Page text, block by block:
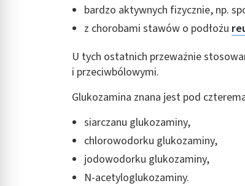
bardzo aktywnych fizycznie, np.
z chorobami stawów o podłożu
U tych ostatnich przeważnie
i przeciwbólowymi.
Glukozamina znana jest pod
siarczanu glukozaminy,
chlorowodorku glukozaminy,
jodowodorku glukozaminy,
N-acetyloglukozaminy.